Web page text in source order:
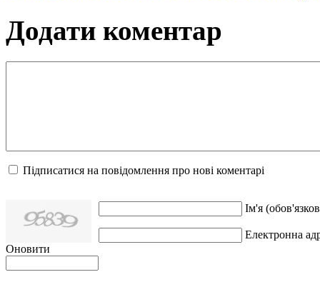
Додати коментар
Підписатися на повідомлення про нові коментарі
Оновити
Ім'я
Електронна